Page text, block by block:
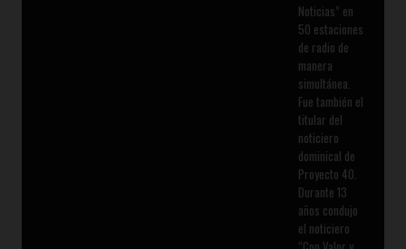
Noticias” en
50 estaciones
de radio de
manera
simultánea.
Fue también el
titular del
noticiero
dominical de
Proyecto 40.
Durante 13
años condujo
el noticiero